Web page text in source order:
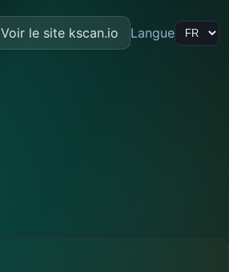
Voir le site kscan.io Langue